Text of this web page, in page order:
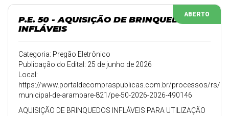
ABERTO
P.E. 50 - AQUISIÇÃO DE BRINQUEDOS
INFLÁVEIS
Categoria: Pregão Eletrônico
Publicação do Edital: 25 de junho de 2026
Local:
https://www.portaldecompraspublicas.com.br/processos/rs/
municipal-de-arambare-821/pe-50-2026-2026-490146
AQUISIÇÃO DE BRINQUEDOS INFLÁVEIS PARA UTILIZAÇÃO